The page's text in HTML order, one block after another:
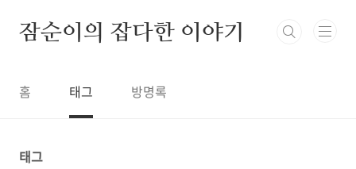
잠순이의 잡다한 이야기
홈 태그 방명록
태그